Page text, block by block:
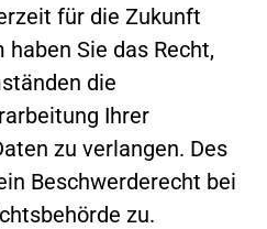
für die Zukunft
Sie das Recht,
die
Ihrer
zu verlangen. Des
Beschwerderecht bei
zu.